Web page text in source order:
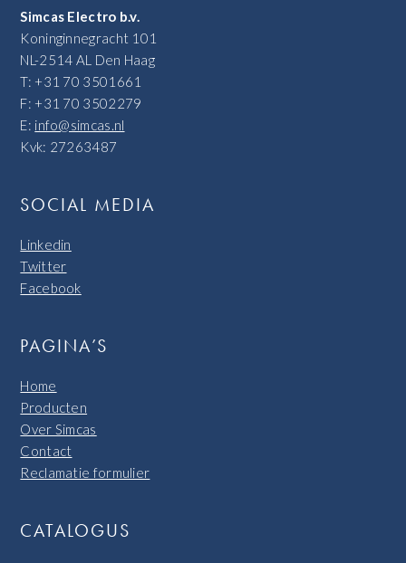
Simcas Electro b.v.
Koninginnegracht 101
NL-2514 AL Den Haag
T: +31 70 3501661
F: +31 70 3502279
E: info@simcas.nl
Kvk: 27263487
SOCIAL MEDIA
Linkedin
Twitter
Facebook
PAGINA’S
Home
Producten
Over Simcas
Contact
Reclamatie formulier
CATALOGUS